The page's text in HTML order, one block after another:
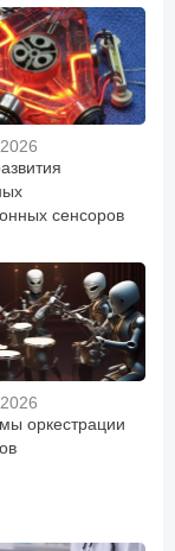
сенсоров
оркестрации